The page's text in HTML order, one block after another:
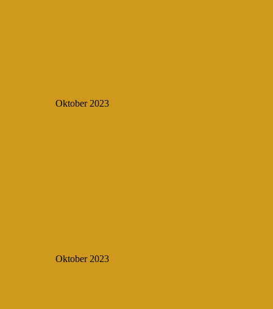
Oktober 2023
Oktober 2023